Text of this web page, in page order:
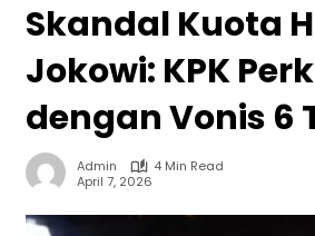
Skandal Kuota
Jokowi: KPK
dengan Vonis 6
Admin
4 Min Read
April 7, 2026